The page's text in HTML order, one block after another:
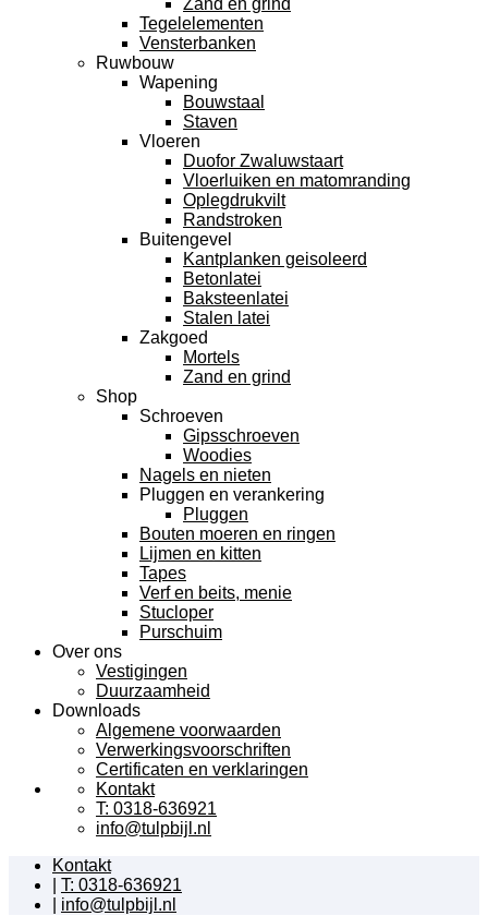
Zand en grind
Tegelelementen
Vensterbanken
Ruwbouw
Wapening
Bouwstaal
Staven
Vloeren
Duofor Zwaluwstaart
Vloerluiken en matomranding
Oplegdrukvilt
Randstroken
Buitengevel
Kantplanken geisoleerd
Betonlatei
Baksteenlatei
Stalen latei
Zakgoed
Mortels
Zand en grind
Shop
Schroeven
Gipsschroeven
Woodies
Nagels en nieten
Pluggen en verankering
Pluggen
Bouten moeren en ringen
Lijmen en kitten
Tapes
Verf en beits, menie
Stucloper
Purschuim
Over ons
Vestigingen
Duurzaamheid
Downloads
Algemene voorwaarden
Verwerkingsvoorschriften
Certificaten en verklaringen
Kontakt
T: 0318-636921
info@tulpbijl.nl
Kontakt
T: 0318-636921
info@tulpbijl.nl